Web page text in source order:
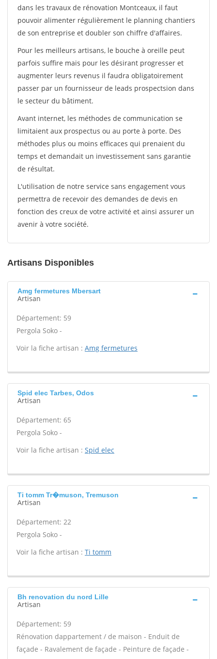
dans les travaux de rénovation Montceaux, il faut
pouvoir alimenter régulièrement le planning chantiers
de son entreprise et doubler son chiffre d'affaires.
Pour les meilleurs artisans, le bouche à oreille peut
parfois suffire mais pour les désirant progresser et
augmenter leurs revenus il faudra obligatoirement
passer par un fournisseur de leads prospectsion dans
le secteur du bâtiment.
Avant internet, les méthodes de communication se
limitaient aux prospectus ou au porte à porte. Des
méthodes plus ou moins efficaces qui prenaient du
temps et demandait un investissement sans garantie
de résultat.
L'utilisation de notre service sans engagement vous
permettra de recevoir des demandes de devis en
fonction des creux de votre activité et ainsi assurer un
avenir à votre société.
Artisans Disponibles
Amg fermetures Mbersart
Artisan
Département: 59
Pergola Soko -
Voir la fiche artisan : Amg fermetures
Spid elec Tarbes, Odos
Artisan
Département: 65
Pergola Soko -
Voir la fiche artisan : Spid elec
Ti tomm Tr�muson, Tremuson
Artisan
Département: 22
Pergola Soko -
Voir la fiche artisan : Ti tomm
Bh renovation du nord Lille
Artisan
Département: 59
Rénovation dappartement / de maison - Enduit de
façade - Ravalement de façade - Peinture de façade -